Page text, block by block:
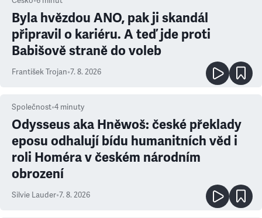
Byla hvězdou ANO, pak ji skandál
připravil o kariéru. A teď jde proti
Babišově straně do voleb
František Trojan•7. 8. 2026
Společnost•4 minuty
Odysseus aka Hněwoš: české překlady
eposu odhalují bídu humanitních věd i
roli Homéra v českém národním
obrození
Silvie Lauder•7. 8. 2026